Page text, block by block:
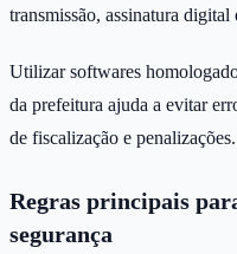
transmissão, assinatura
Utilizar softwares
da prefeitura ajuda a evitar
de fiscalização e penalizações.
Regras principais
segurança